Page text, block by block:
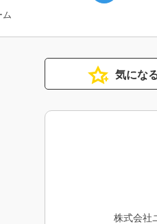
ム
気にな
株式会社